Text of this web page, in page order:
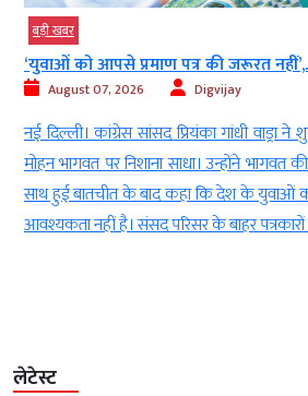
बड़ी खबर
‘युवाओं को आपसे प्रमाण पत्र की जरूरत नहीं’,...
August 07, 2026 Digvijay
नई दिल्ली। कांग्रेस सांसद प्रियंका गांधी वाड्रा ने
मोहन भागवत पर निशाना साधा। उन्होंने भागवत
साथ हुई बातचीत के बाद कहा कि देश के युवाओं को
आवश्यकता नहीं है। संसद परिसर के बाहर पत्रकारों
लेटेस्ट